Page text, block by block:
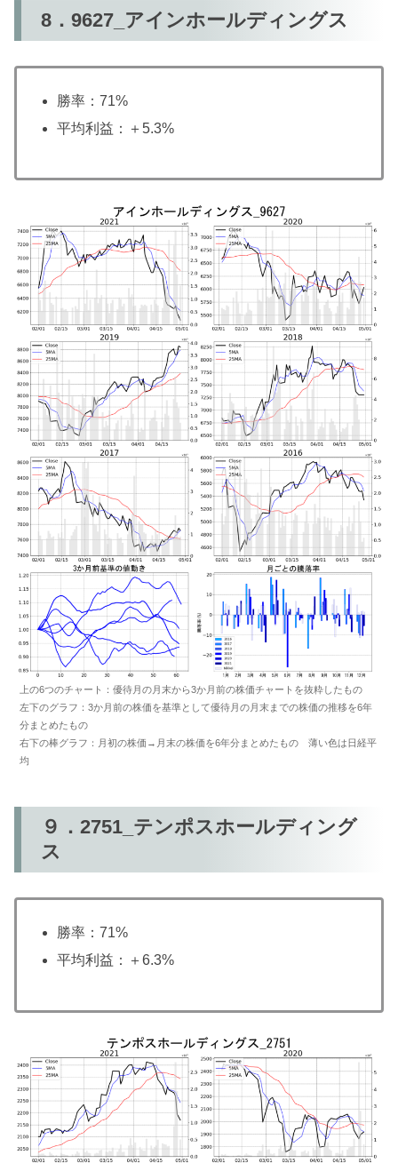
8．9627_アインホールディングス
勝率：71%
平均利益：＋5.3%
上の6つのチャート：優待月の月末から3か月前の株価チャートを抜粋したもの
左下のグラフ：3か月前の株価を基準として優待月の月末までの株価の推移を6年
分まとめたもの
右下の棒グラフ：月初の株価→月末の株価を6年分まとめたもの 薄い色は日経平
均
９．2751_テンポスホールディング
ス
勝率：71%
平均利益：＋6.3%